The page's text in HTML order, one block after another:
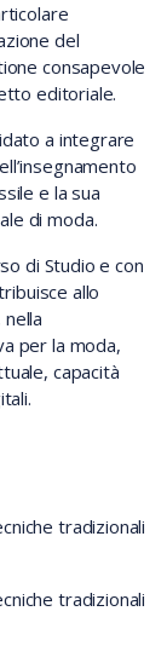
del
consapevole
editoriale.
a integrare
e la sua
di moda.
di Studio e con
allo
per la moda,
capacità
tradizionali
tradizionali